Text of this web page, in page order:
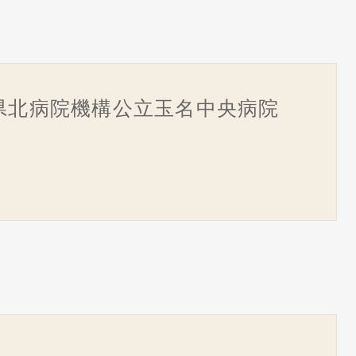
病院機構公立玉名中央病院